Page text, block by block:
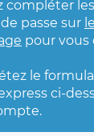
compléter
passe sur
pour vous
le
ci-